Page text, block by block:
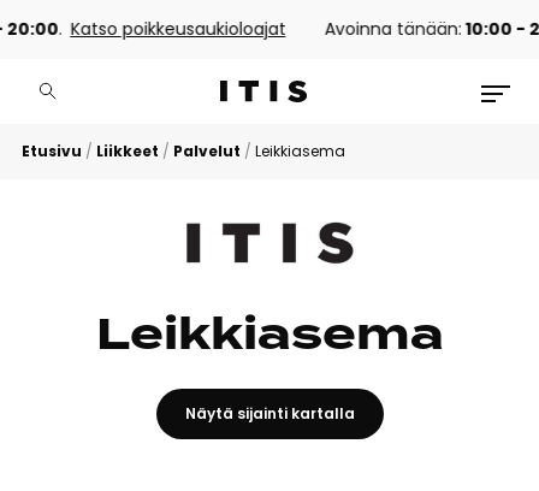
. Katso poikkeusaukioloajat Avoinna tänään:10:00 -
Etusivu / Liikkeet / Palvelut / Leikkiasema
Leikkiasema
Näytä sijainti kartalla